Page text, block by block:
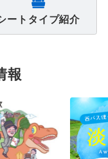
ートタイプ紹介
報